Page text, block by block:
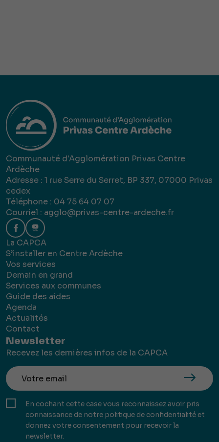
Communauté d'Agglomération Privas Centre
Ardèche
Adresse : 1 rue Serre du Serret, BP 337, 07000 Privas
cedex
Téléphone : 04 75 64 07 07
Courriel : agglo@privas-centre-ardeche.fr
La CAPCA
S’installer en Centre Ardèche
Vos services
Demain en grand
Services aux communes
Guide des aides
Agenda
Actualités
Contact
Newsletter
Recevez les dernières infos de la CAPCA
En cochant cette case vous reconnaissez avoir pris
connaissance de notre politique de confidentialité et
donnez votre consentement pour recevoir la
newsletter.